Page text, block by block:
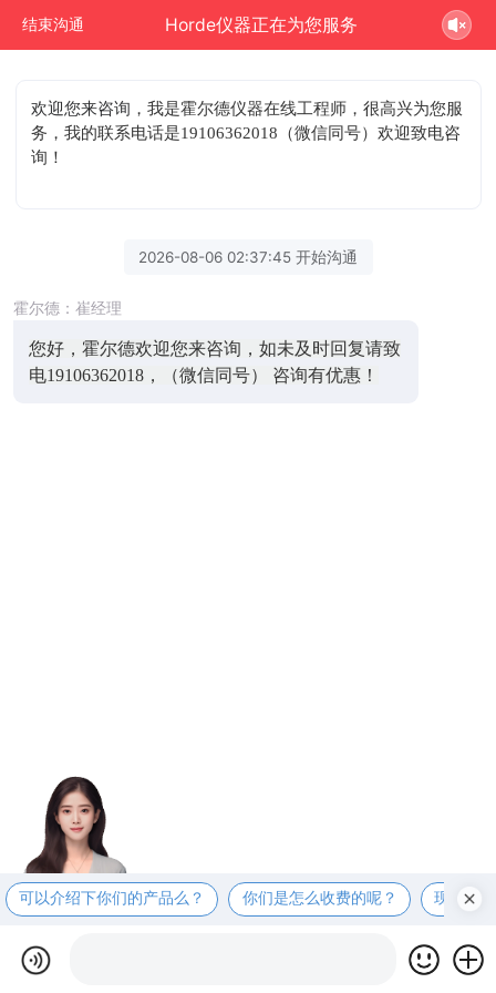
结束沟通 Horde仪器正在为您服务
欢迎您来咨询 ，我是霍尔德仪器在线工程师，很高兴为您服
务，我的联系电话是19106362018（微信同号）欢迎致电咨
询！
2026-08-06 02:37:45 开始沟通
霍尔德：崔经理
您好，霍尔德欢迎您来咨询，如未及时回复请致
电19106362018，（微信同号） 咨询有优惠！
可以介绍下你们的产品么？ 你们是怎么收费的呢？ 现在有